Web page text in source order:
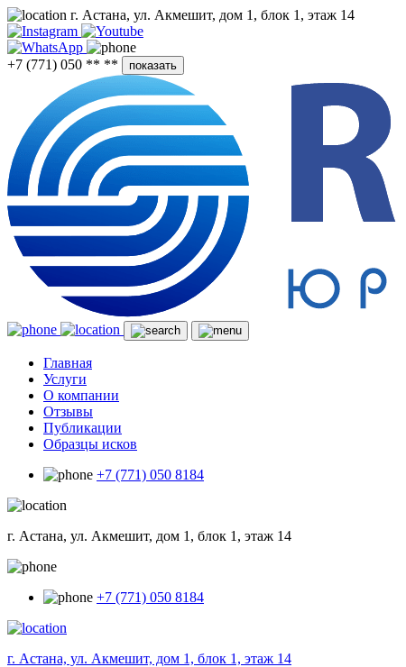
г. Астана, ул. Акмешит, дом 1, блок 1, этаж 14
+7 (771) 050 ** ** показать
Главная
Услуги
О компании
Отзывы
Публикации
Образцы исков
+7 (771) 050 8184
г. Астана, ул. Акмешит, дом 1, блок 1, этаж 14
+7 (771) 050 8184
г. Астана, ул. Акмешит, дом 1, блок 1, этаж 14